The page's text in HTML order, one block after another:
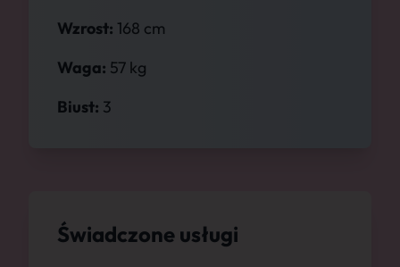
Wzrost: 168 cm
Waga: 57 kg
Biust: 3
Świadczone usługi